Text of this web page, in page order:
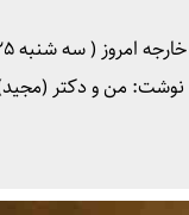
من و دکتر (مجید)